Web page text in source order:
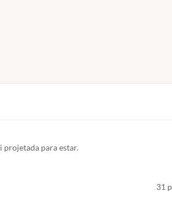
projetada para estar.
31